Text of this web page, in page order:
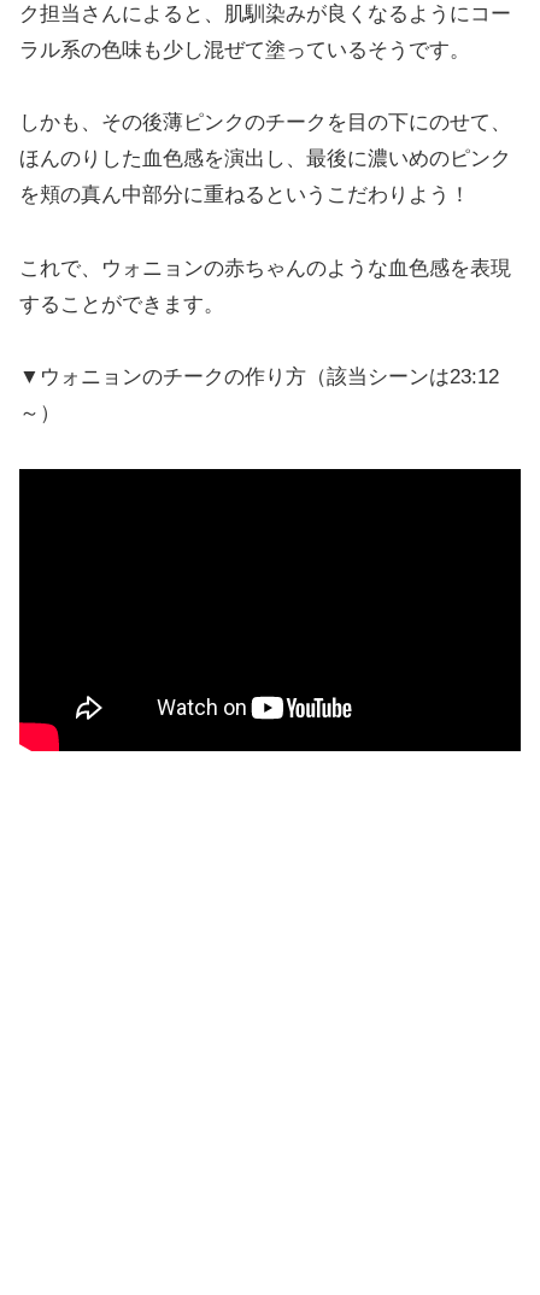
ク担当さんによると、肌馴染みが良くなるようにコー
ラル系の色味も少し混ぜて塗っているそうです。
しかも、その後薄ピンクのチークを目の下にのせて、
ほんのりした血色感を演出し、最後に濃いめのピンク
を頬の真ん中部分に重ねるというこだわりよう！
これで、ウォニョンの赤ちゃんのような血色感を表現
することができます。
▼ウォニョンのチークの作り方（該当シーンは23:12
～）